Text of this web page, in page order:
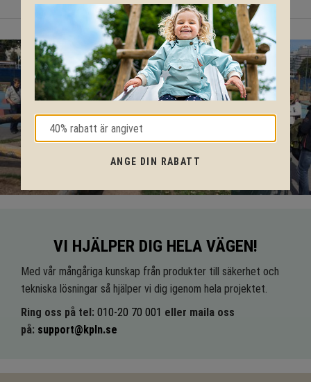
VI HJÄLPER DIG HELA VÄGEN!
Med vår mångåriga kunskap från produkter till säkerhet och
tekniska lösningar så hjälper vi dig igenom hela projektet.
Ring oss på tel: 010-20 70 001 eller maila oss
på: support@kpln.se
ANGE DIN RABATT